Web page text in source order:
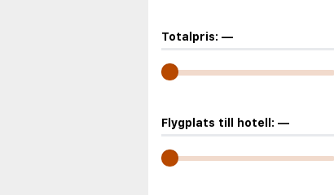
Totalpris: —
Flygplats till hotell: —